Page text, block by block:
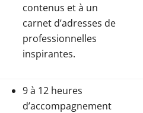
contenus et à un
carnet d’adresses de
professionnelles
inspirantes.
9 à 12 heures
d’accompagnement